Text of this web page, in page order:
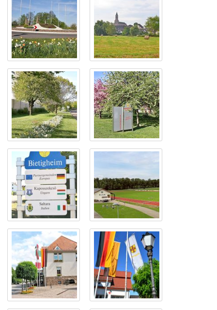
Ortseingang
Bietigheims
Panorama
Die Bernhardstraße Frühling in Bietigheim
Bietigheims
Partnerstädte
Sportplatz des SV
Germania Bietigheim
Das Rathaus Das Rathaus